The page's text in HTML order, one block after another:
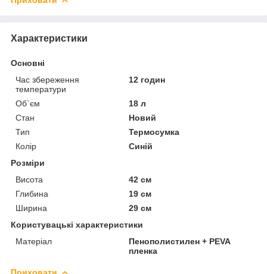
Характеристики
Основні
Час збереження
температури
12 годин
Об`єм
18 л
Стан
Новий
Тип
Термосумка
Колір
Синій
Розміри
Висота
42 см
Глибина
19 см
Ширина
29 см
Користувацькі характеристики
Матеріал
Пенополистилен + PEVA
пленка